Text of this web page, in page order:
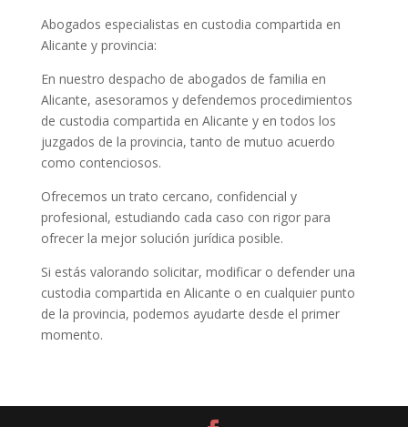
Abogados especialistas en custodia compartida en
Alicante y provincia:
En nuestro despacho de abogados de familia en
Alicante, asesoramos y defendemos procedimientos
de custodia compartida en Alicante y en todos los
juzgados de la provincia, tanto de mutuo acuerdo
como contenciosos.
Ofrecemos un trato cercano, confidencial y
profesional, estudiando cada caso con rigor para
ofrecer la mejor solución jurídica posible.
Si estás valorando solicitar, modificar o defender una
custodia compartida en Alicante o en cualquier punto
de la provincia, podemos ayudarte desde el primer
momento.